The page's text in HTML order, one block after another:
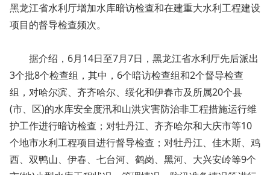
黑龙江省水利厅增加水库暗访检查和在建重大水利工程建设
项目的督导检查频次。
据介绍，6月14日至7月7日，黑龙江省水利厅先后派出
3个批8个检查组，其中，6个暗访检查组和2个督导检查
组，对哈尔滨、齐齐哈尔、绥化和伊春市及所属20个县
(市、区)的水库安全度汛和山洪灾害防治非工程措施运行维
护工作进行暗访检查；对牡丹江、齐齐哈尔和大庆市等10
个地市水利工程项目进行督导检查；对牡丹江、佳木斯、鸡
西、双鸭山、伊春、七台河、鹤岗、黑河、大兴安岭等9个